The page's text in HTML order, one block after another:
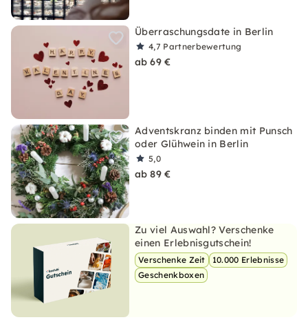
Überraschungsdate in Berlin
4,7 Partnerbewertung
ab 69 €
Adventskranz binden mit Punsch
oder Glühwein in Berlin
5,0
ab 89 €
Zu viel Auswahl? Verschenke
einen Erlebnisgutschein!
Verschenke Zeit
10.000 Erlebnisse
Geschenkboxen